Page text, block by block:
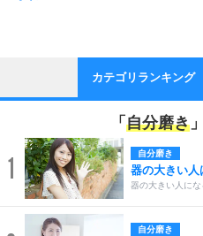
カテゴリランキング
「 自分磨き
1 自分磨き
器の大きい人
器の大きい人に
自分磨き